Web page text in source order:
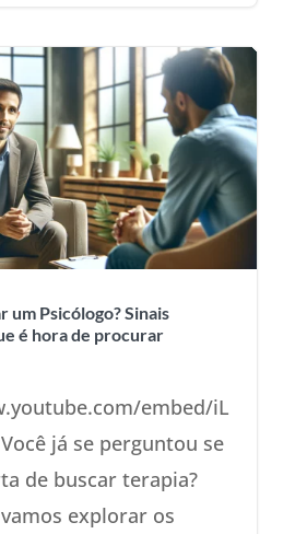
um Psicólogo? Sinais
é hora de procurar
embed/iL
Você já se perguntou se
de buscar terapia?
explorar os